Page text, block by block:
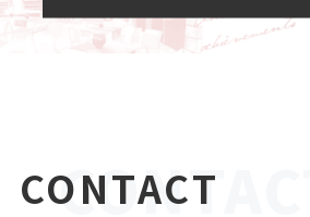
CONTACT